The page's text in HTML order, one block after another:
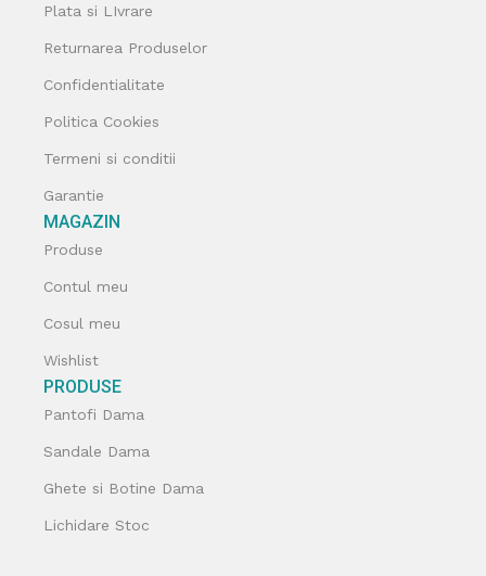
Plata si LIvrare
Returnarea Produselor
Confidentialitate
Politica Cookies
Termeni si conditii
Garantie
MAGAZIN
Produse
Contul meu
Cosul meu
Wishlist
PRODUSE
Pantofi Dama
Sandale Dama
Ghete si Botine Dama
Lichidare Stoc